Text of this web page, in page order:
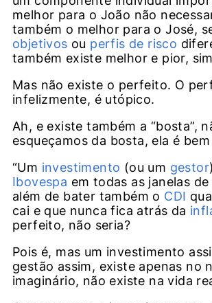
melhor para o João não
também o melhor para o José,
objetivos ou perfis de risco
também existe melhor e pior,
Mas não existe o perfeito. O
infelizmente, é utópico.
Ah, e existe também a “bosta”,
esqueçamos da bosta, ela é
“Um investimento (ou um gestor
Ibovespa em todas as janelas
além de bater também o CDI
cai e que nunca fica atrás da
perfeito, não seria?
Pois é, mas um investimento
gestão assim, existe apenas no
imaginário, não existe na vida